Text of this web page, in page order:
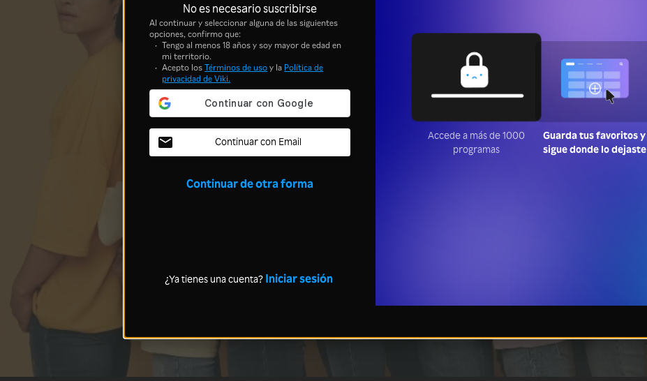
No es necesario suscribirse
Al continuar y seleccionar alguna de las siguientes
opciones, confirmo que:
Tengo al menos 18 años y soy mayor de edad en
mi territorio.
Acepto losTérminos de usoy la Política de
privacidad de Viki.
Continuar con Email
Continuar de otra forma
¿Ya tienes una cuenta? Iniciar sesión
Accede a más de 1000
programas
Guarda tus favoritos y
sigue donde lo dejaste